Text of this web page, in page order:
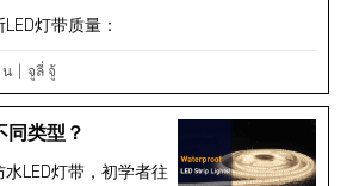
灯带质量：
น จูลี่ จู้
同类型？
LED灯带，初学者往